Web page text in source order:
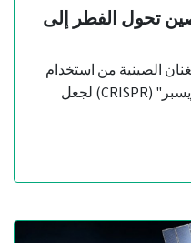
تحول الفطر إلى
الصينية من استخدام
تقنية التعديل الجيني الدقيقة "كريسبر" (CRISPR) لجعل